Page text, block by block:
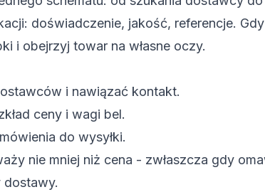
doświadczenie, jakość, referencje.
i obejrzyj towar na własne oczy.
i nawiązać kontakt.
ceny i wagi bel.
do wysyłki.
nie mniej niż cena - zwłaszcza gdy
dostawy.